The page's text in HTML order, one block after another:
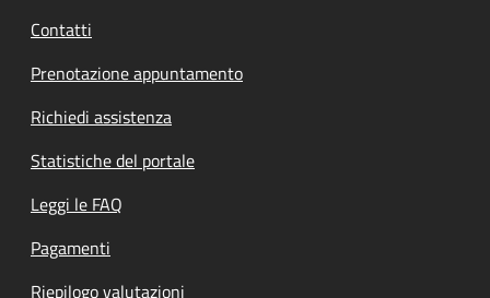
Contatti
Prenotazione appuntamento
Richiedi assistenza
Statistiche del portale
Leggi le FAQ
Pagamenti
Riepilogo valutazioni